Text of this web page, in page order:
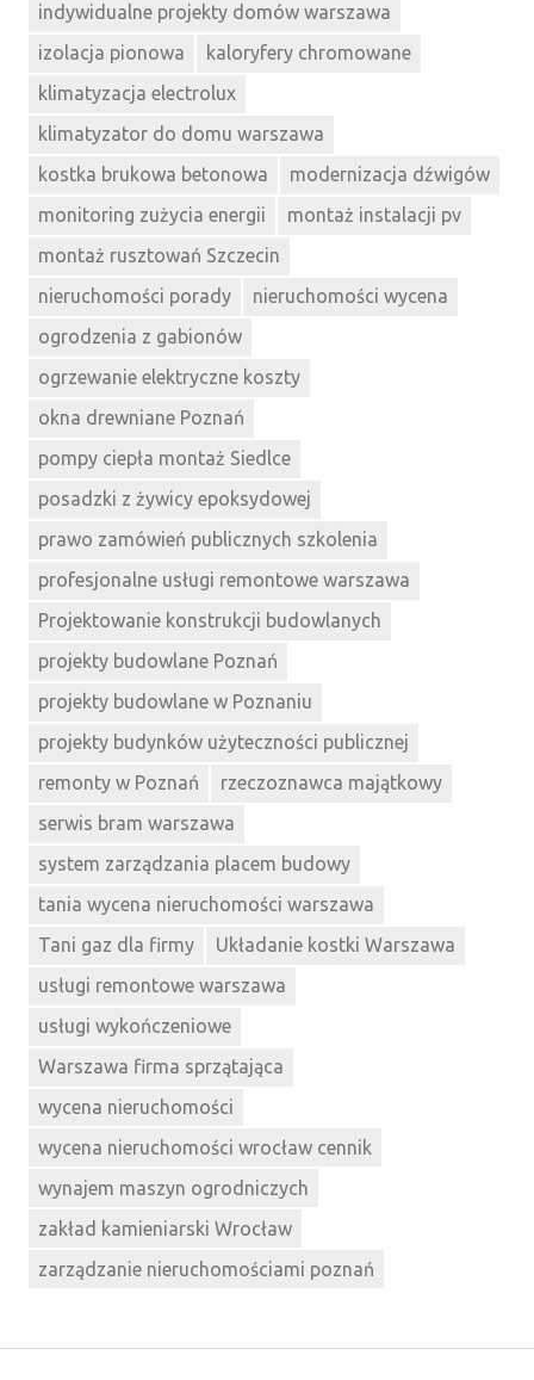
indywidualne projekty domów warszawa
izolacja pionowa
kaloryfery chromowane
klimatyzacja electrolux
klimatyzator do domu warszawa
kostka brukowa betonowa
modernizacja dźwigów
monitoring zużycia energii
montaż instalacji pv
montaż rusztowań Szczecin
nieruchomości porady
nieruchomości wycena
ogrodzenia z gabionów
ogrzewanie elektryczne koszty
okna drewniane Poznań
pompy ciepła montaż Siedlce
posadzki z żywicy epoksydowej
prawo zamówień publicznych szkolenia
profesjonalne usługi remontowe warszawa
Projektowanie konstrukcji budowlanych
projekty budowlane Poznań
projekty budowlane w Poznaniu
projekty budynków użyteczności publicznej
remonty w Poznań
rzeczoznawca majątkowy
serwis bram warszawa
system zarządzania placem budowy
tania wycena nieruchomości warszawa
Tani gaz dla firmy
Układanie kostki Warszawa
usługi remontowe warszawa
usługi wykończeniowe
Warszawa firma sprzątająca
wycena nieruchomości
wycena nieruchomości wrocław cennik
wynajem maszyn ogrodniczych
zakład kamieniarski Wrocław
zarządzanie nieruchomościami poznań